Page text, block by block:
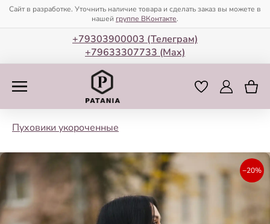
Сайт в разработке. Уточнить наличие товара и сделать заказ вы можете в
нашей группе ВКонтакте.
+79303900003 (Телеграм)
+79633307733 (Мax)
Пуховики укороченные
−20%